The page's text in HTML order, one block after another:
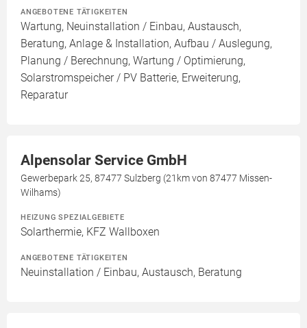
ANGEBOTENE TÄTIGKEITEN
Wartung, Neuinstallation / Einbau, Austausch,
Beratung, Anlage & Installation, Aufbau / Auslegung,
Planung / Berechnung, Wartung / Optimierung,
Solarstromspeicher / PV Batterie, Erweiterung,
Reparatur
Alpensolar Service GmbH
Gewerbepark 25, 87477 Sulzberg (21km von 87477 Missen-
Wilhams)
HEIZUNG SPEZIALGEBIETE
Solarthermie, KFZ Wallboxen
ANGEBOTENE TÄTIGKEITEN
Neuinstallation / Einbau, Austausch, Beratung